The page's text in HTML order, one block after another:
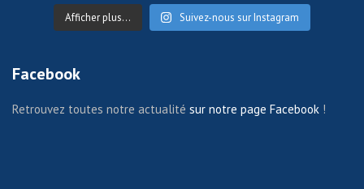
Afficher plus... Suivez-nous sur Instagram
Facebook
Retrouvez toutes notre actualité sur notre page Facebook !